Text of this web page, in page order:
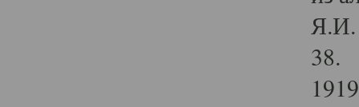
Я.И.
38.